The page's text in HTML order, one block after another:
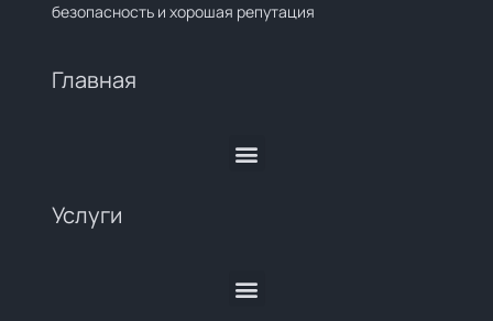
безопасность и хорошая репутация
Главная
Услуги